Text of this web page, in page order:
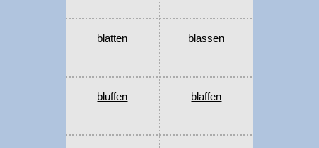
blatten blassen
bluffen blaffen